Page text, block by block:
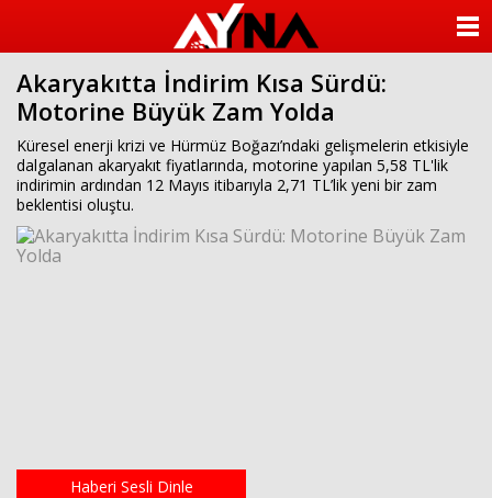
sohbet
cinsel
sohbet
sohbet
mobil
sohbet
islami
sohbetler
Akaryakıtta İndirim Kısa Sürdü:
Motorine Büyük Zam Yolda
Küresel enerji krizi ve Hürmüz Boğazı’ndaki gelişmelerin etkisiyle
dalgalanan akaryakıt fiyatlarında, motorine yapılan 5,58 TL'lik
indirimin ardından 12 Mayıs itibarıyla 2,71 TL’lik yeni bir zam
beklentisi oluştu.
Haberi Sesli Dinle
KATEGORİLER
ANKETLER
FOTO GALERİ